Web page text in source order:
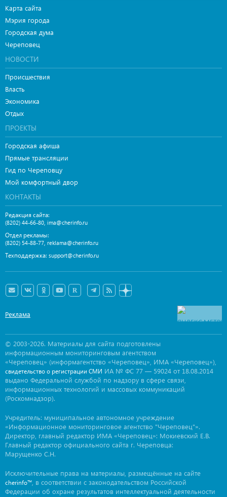
Карта сайта
Мэрия города
Городская дума
Череповец
НОВОСТИ
Происшествия
Власть
Экономика
Отдых
ПРОЕКТЫ
Городская афиша
Прямые трансляции
Гид по Череповцу
Мой комфортный двор
КОНТАКТЫ
Редакция сайта:
(8202) 44-66-80, ima@cherinfo.ru
Отдел рекламы:
(8202) 54-88-77, reklama@cherinfo.ru
Техподдержка: support@cherinfo.ru
Реклама
© 2003-2026. Материалы для сайта подготовлены
информационным мониторинговым агентством
«Череповец» (информагентство «Череповец», ИМА «Череповец»),
свидетельство о регистрации СМИ ИА № ФС 77 — 59024 от 18.08.2014
выдано Федеральной службой по надзору в сфере связи,
информационных технологий и массовых коммуникаций
(Роскомнадзор).
Учредитель: муниципальное автономное учреждение
«Информационное мониторинговое агентство "Череповец"».
Директор, главный редактор ИМА «Череповец»: Мокиевский Е.В.
Главный редактор официального сайта г. Череповца:
Марущенко С.Н.
Исключительные права на материалы, размещённые на сайте
cherinfo™ , в соответствии с законодательством Российской
Федерации об охране результатов интеллектуальной деятельности